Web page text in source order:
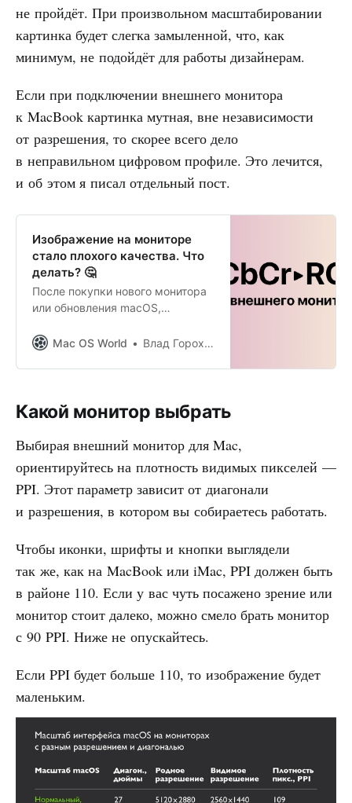
не пройдёт. При произвольном масштабировании
картинка будет слегка замыленной, что, как
минимум, не подойдёт для работы дизайнерам.
Если при подключении внешнего монитора
к MacBook картинка мутная, вне независимости
от разрешения, то скорее всего дело
в неправильном цифровом профиле. Это лечится,
и об этом я писал отдельный пост.
Изображение на мониторе
стало плохого качества. Что
делать? 🤔
После покупки нового монитора
или обновления macOS,
мутноватым, а шрифты немного
наложен фильтр инстаграм или
с ЭЛТ-кинескопом.
Рассказываю, как это исправить.
Mac OS World Влад Гороховский
Какой монитор выбрать
Выбирая внешний монитор для Mac,
ориентируйтесь на плотность видимых пикселей —
PPI. Этот параметр зависит от диагонали
и разрешения, в котором вы собираетесь работать.
Чтобы иконки, шрифты и кнопки выглядели
так же, как на MacBook или iMac, PPI должен быть
в районе 110. Если у вас чуть посажено зрение или
монитор стоит далеко, можно смело брать монитор
с 90 PPI. Ниже не опускайтесь.
Если PPI будет больше 110, то изображение будет
маленьким.